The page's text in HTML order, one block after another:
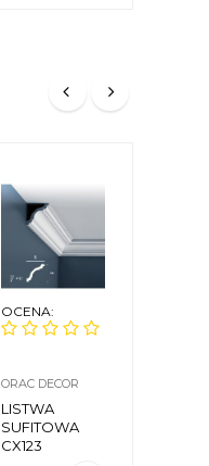
OCENA:
ORAC DECOR
LISTWA
SUFITOWA
CX123